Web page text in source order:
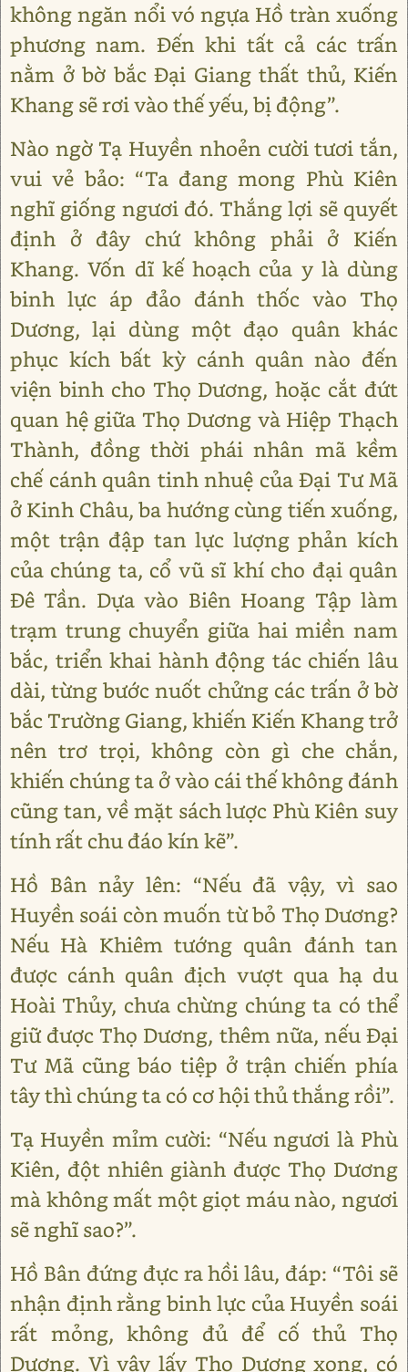
không ngăn nổi vó ngựa Hồ tràn xuống
phương nam. Đến khi tất cả các trấn
nằm ở bờ bắc Đại Giang thất thủ, Kiến
Khang sẽ rơi vào thế yếu, bị động”.
Nào ngờ Tạ Huyền nhoẻn cười tươi tắn,
vui vẻ bảo: “Ta đang mong Phù Kiên
nghĩ giống ngươi đó. Thắng lợi sẽ quyết
định ở đây chứ không phải ở Kiến
Khang. Vốn dĩ kế hoạch của y là dùng
binh lực áp đảo đánh thốc vào Thọ
Dương, lại dùng một đạo quân khác
phục kích bất kỳ cánh quân nào đến
viện binh cho Thọ Dương, hoặc cắt đứt
quan hệ giữa Thọ Dương và Hiệp Thạch
Thành, đồng thời phái nhân mã kềm
chế cánh quân tinh nhuệ của Đại Tư Mã
ở Kinh Châu, ba hướng cùng tiến xuống,
một trận đập tan lực lượng phản kích
của chúng ta, cổ vũ sĩ khí cho đại quân
Đê Tần. Dựa vào Biên Hoang Tập làm
trạm trung chuyển giữa hai miền nam
bắc, triển khai hành động tác chiến lâu
dài, từng bước nuốt chửng các trấn ở bờ
bắc Trường Giang, khiến Kiến Khang trở
nên trơ trọi, không còn gì che chắn,
khiến chúng ta ở vào cái thế không đánh
cũng tan, về mặt sách lược Phù Kiên suy
tính rất chu đáo kín kẽ”.
Hồ Bân nảy lên: “Nếu đã vậy, vì sao
Huyền soái còn muốn từ bỏ Thọ Dương?
Nếu Hà Khiêm tướng quân đánh tan
được cánh quân địch vượt qua hạ du
Hoài Thủy, chưa chừng chúng ta có thể
giữ được Thọ Dương, thêm nữa, nếu Đại
Tư Mã cũng báo tiệp ở trận chiến phía
tây thì chúng ta có cơ hội thủ thắng rồi”.
Tạ Huyền mỉm cười: “Nếu ngươi là Phù
Kiên, đột nhiên giành được Thọ Dương
mà không mất một giọt máu nào, ngươi
sẽ nghĩ sao?”.
Hồ Bân đứng đực ra hồi lâu, đáp: “Tôi sẽ
nhận định rằng binh lực của Huyền soái
rất mỏng, không đủ để cố thủ Thọ
Dương. Vì vậy lấy Thọ Dương xong, có